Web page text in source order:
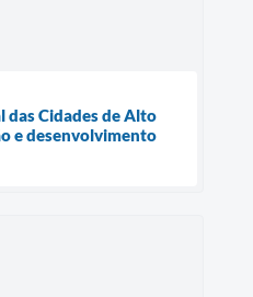
das Cidades de Alto
e desenvolvimento